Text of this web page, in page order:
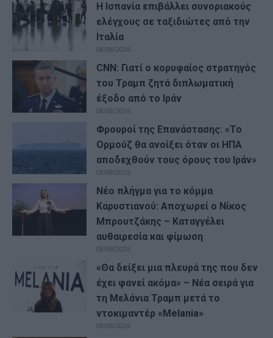
Η Ισπανία επιβάλλει συνοριακούς
ελέγχους σε ταξιδιώτες από την
Ιταλία
08/08/2026
CNN: Γιατί ο κορυφαίος στρατηγός
του Τραμπ ζητά διπλωματική
έξοδο από το Ιράν
08/08/2026
Φρουροί της Επανάστασης: «Το
Ορμούζ θα ανοίξει όταν οι ΗΠΑ
αποδεχθούν τους όρους του Ιράν»
08/08/2026
Νέο πλήγμα για το κόμμα
Καρυστιανού: Αποχωρεί ο Νίκος
Μπρουτζάκης – Καταγγέλει
αυθαιρεσία και φίμωση
08/08/2026
«Θα δείξει μια πλευρά της που δεν
έχει φανεί ακόμα» – Νέα σειρά για
τη Μελάνια Τραμπ μετά το
ντοκιμαντέρ «Melania»
08/08/2026